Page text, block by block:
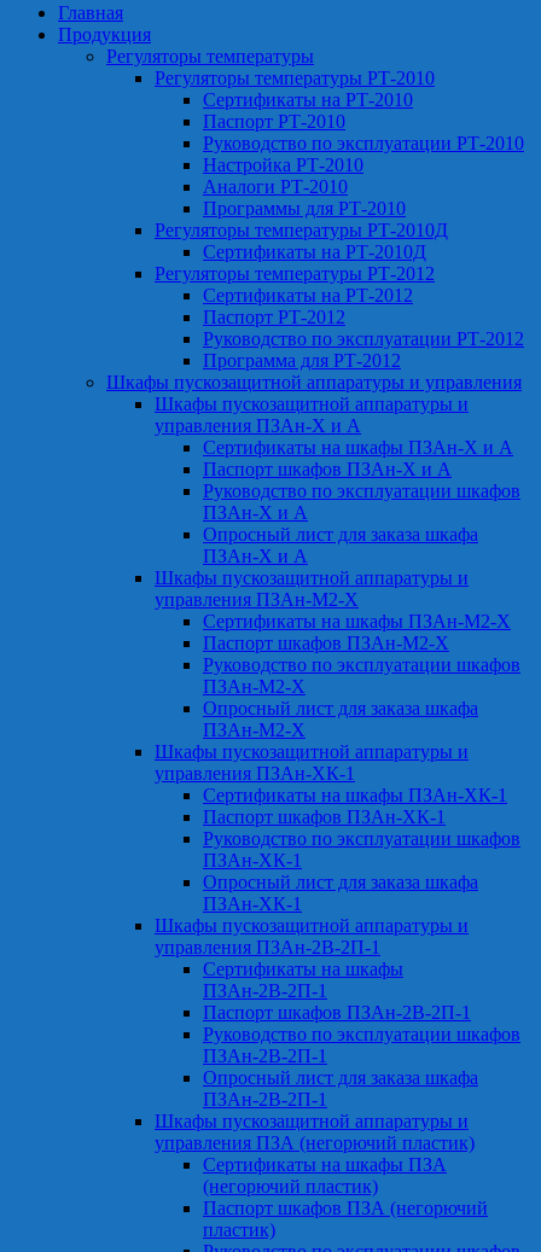
Главная
Продукция
Регуляторы температуры
Регуляторы температуры РТ-2010
Сертификаты на РТ-2010
Паспорт РТ-2010
Руководство по эксплуатации РТ-2010
Настройка РТ-2010
Аналоги РТ-2010
Программы для РТ-2010
Регуляторы температуры РТ-2010Д
Сертификаты на РТ-2010Д
Регуляторы температуры РТ-2012
Сертификаты на РТ-2012
Паспорт РТ-2012
Руководство по эксплуатации РТ-2012
Программа для РТ-2012
Шкафы пускозащитной аппаратуры и управления
Шкафы пускозащитной аппаратуры и
управления ПЗАн-Х и А
Сертификаты на шкафы ПЗАн-Х и А
Паспорт шкафов ПЗАн-Х и А
Руководство по эксплуатации шкафов
ПЗАн-Х и А
Опросный лист для заказа шкафа
ПЗАн-Х и А
Шкафы пускозащитной аппаратуры и
управления ПЗАн-М2-Х
Сертификаты на шкафы ПЗАн-М2-Х
Паспорт шкафов ПЗАн-М2-Х
Руководство по эксплуатации шкафов
ПЗАн-М2-Х
Опросный лист для заказа шкафа
ПЗАн-М2-Х
Шкафы пускозащитной аппаратуры и
управления ПЗАн-ХК-1
Сертификаты на шкафы ПЗАн-ХК-1
Паспорт шкафов ПЗАн-ХК-1
Руководство по эксплуатации шкафов
ПЗАн-ХК-1
Опросный лист для заказа шкафа
ПЗАн-ХК-1
Шкафы пускозащитной аппаратуры и
управления ПЗАн-2В-2П-1
Сертификаты на шкафы
ПЗАн-2В-2П-1
Паспорт шкафов ПЗАн-2В-2П-1
Руководство по эксплуатации шкафов
ПЗАн-2В-2П-1
Опросный лист для заказа шкафа
ПЗАн-2В-2П-1
Шкафы пускозащитной аппаратуры и
управления ПЗА (негорючий пластик)
Сертификаты на шкафы ПЗА
(негорючий пластик)
Паспорт шкафов ПЗА (негорючий
пластик)